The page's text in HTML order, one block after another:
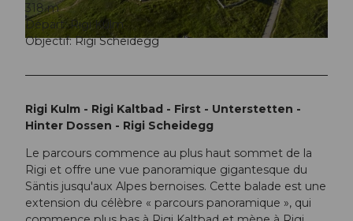
318 m
Départ: Rigi Kulm
Objectif: Rigi Scheidegg
Rigi Kulm - Rigi Kaltbad - First - Unterstetten -
Hinter Dossen - Rigi Scheidegg
Le parcours commence au plus haut sommet de la
Rigi et offre une vue panoramique gigantesque du
Säntis jusqu'aux Alpes bernoises. Cette balade est une
extension du célèbre « parcours panoramique », qui